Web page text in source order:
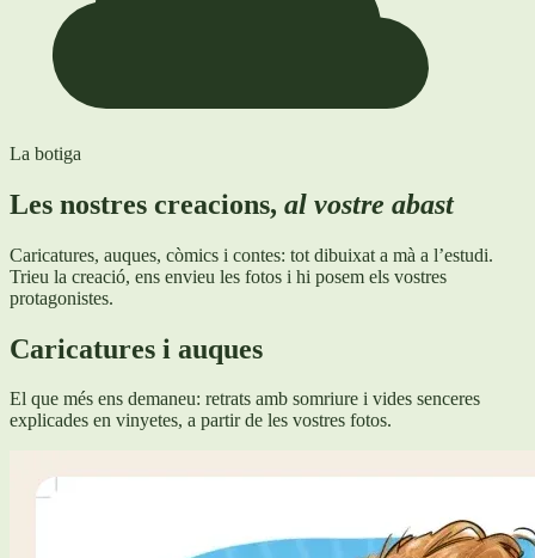
La botiga
Les nostres creacions, al vostre abast
Caricatures, auques, còmics i contes: tot dibuixat a mà a l’estudi.
Trieu la creació, ens envieu les fotos i hi posem els vostres
protagonistes.
Caricatures i auques
El que més ens demaneu: retrats amb somriure i vides senceres
explicades en vinyetes, a partir de les vostres fotos.